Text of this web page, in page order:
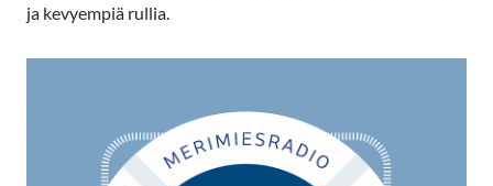
ja kevyempiä rullia.